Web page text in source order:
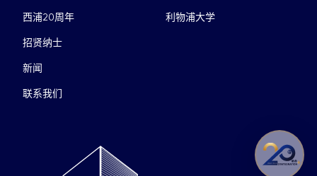
西浦20周年
招贤纳士
新闻
联系我们
利物浦大学